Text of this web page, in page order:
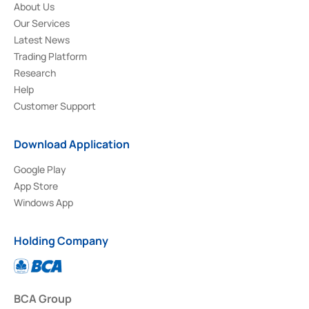
About Us
Our Services
Latest News
Trading Platform
Research
Help
Customer Support
Download Application
Google Play
App Store
Windows App
Holding Company
BCA Group